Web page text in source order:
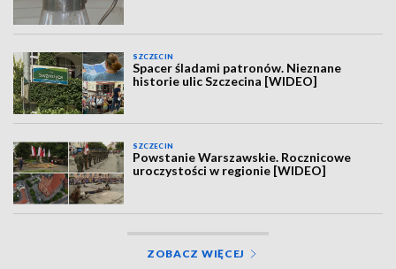
SZCZECIN
Spacer śladami patronów. Nieznane
historie ulic Szczecina [WIDEO]
SZCZECIN
Powstanie Warszawskie. Rocznicowe
uroczystości w regionie [WIDEO]
ZOBACZ WIĘCEJ